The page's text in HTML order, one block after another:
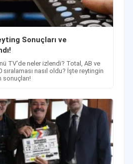
Sonuçları ve
TV'de neler izlendi? Total, AB ve
sıralaması nasıl oldu? İşte reytingin
sonuçları!